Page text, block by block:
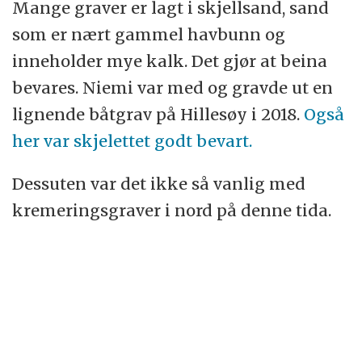
Mange graver er lagt i skjellsand, sand
som er nært gammel havbunn og
inneholder mye kalk. Det gjør at beina
bevares. Niemi var med og gravde ut en
lignende båtgrav på Hillesøy i 2018. Også
her var skjelettet godt bevart.
Dessuten var det ikke så vanlig med
kremeringsgraver i nord på denne tida.